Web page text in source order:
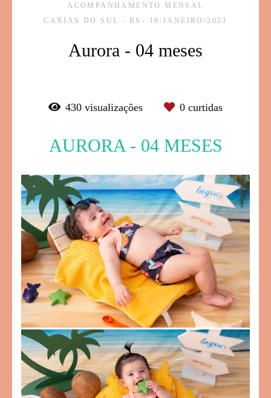
ACOMPANHAMENTO MENSAL
CAXIAS DO SUL - RS
19/JANEIRO/2023
Aurora - 04 meses
430 visualizações 0 curtidas
AURORA - 04 MESES